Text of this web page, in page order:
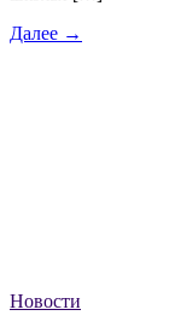
Далее →
Новости